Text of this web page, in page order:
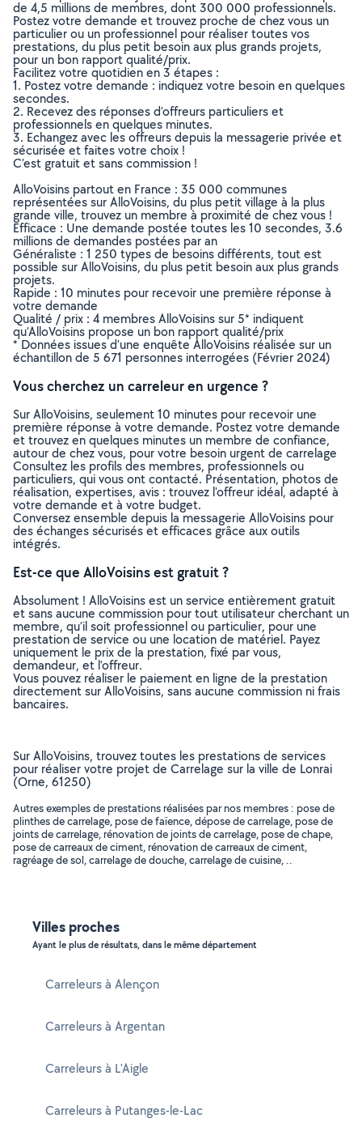
de 4,5 millions de membres, dont 300 000 professionnels.
Postez votre demande et trouvez proche de chez vous un
particulier ou un professionnel pour réaliser toutes vos
prestations, du plus petit besoin aux plus grands projets,
pour un bon rapport qualité/prix.
Facilitez votre quotidien en 3 étapes :
1. Postez votre demande : indiquez votre besoin en quelques
secondes.
2. Recevez des réponses d’offreurs particuliers et
professionnels en quelques minutes.
3. Echangez avec les offreurs depuis la messagerie privée et
sécurisée et faites votre choix !
C’est gratuit et sans commission !
AlloVoisins partout en France : 35 000 communes
représentées sur AlloVoisins, du plus petit village à la plus
grande ville, trouvez un membre à proximité de chez vous !
Efficace : Une demande postée toutes les 10 secondes, 3.6
millions de demandes postées par an
Généraliste : 1 250 types de besoins différents, tout est
possible sur AlloVoisins, du plus petit besoin aux plus grands
projets.
Rapide : 10 minutes pour recevoir une première réponse à
votre demande
Qualité / prix : 4 membres AlloVoisins sur 5* indiquent
qu’AlloVoisins propose un bon rapport qualité/prix
* Données issues d’une enquête AlloVoisins réalisée sur un
échantillon de 5 671 personnes interrogées (Février 2024)
Vous cherchez un carreleur en urgence ?
Sur AlloVoisins, seulement 10 minutes pour recevoir une
première réponse à votre demande. Postez votre demande
et trouvez en quelques minutes un membre de confiance,
autour de chez vous, pour votre besoin urgent de carrelage
Consultez les profils des membres, professionnels ou
particuliers, qui vous ont contacté. Présentation, photos de
réalisation, expertises, avis : trouvez l'offreur idéal, adapté à
votre demande et à votre budget.
Conversez ensemble depuis la messagerie AlloVoisins pour
des échanges sécurisés et efficaces grâce aux outils
intégrés.
Est-ce que AlloVoisins est gratuit ?
Absolument ! AlloVoisins est un service entièrement gratuit
et sans aucune commission pour tout utilisateur cherchant un
membre, qu’il soit professionnel ou particulier, pour une
prestation de service ou une location de matériel. Payez
uniquement le prix de la prestation, fixé par vous,
demandeur, et l’offreur.
Vous pouvez réaliser le paiement en ligne de la prestation
directement sur AlloVoisins, sans aucune commission ni frais
bancaires.
Sur AlloVoisins, trouvez toutes les prestations de services
pour réaliser votre projet de Carrelage sur la ville de Lonrai
(Orne, 61250)
Autres exemples de prestations réalisées par nos membres : pose de
plinthes de carrelage, pose de faïence, dépose de carrelage, pose de
joints de carrelage, rénovation de joints de carrelage, pose de chape,
pose de carreaux de ciment, rénovation de carreaux de ciment,
ragréage de sol, carrelage de douche, carrelage de cuisine, ..
Villes proches
Ayant le plus de résultats, dans le même département
Carreleurs à Alençon
Carreleurs à Argentan
Carreleurs à L'Aigle
Carreleurs à Putanges-le-Lac